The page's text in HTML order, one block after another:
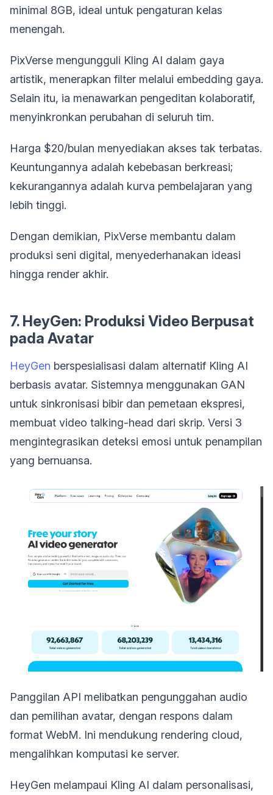
minimal 8GB, ideal untuk pengaturan kelas
menengah.
PixVerse mengungguli Kling AI dalam gaya
artistik, menerapkan filter melalui embedding gaya.
Selain itu, ia menawarkan pengeditan kolaboratif,
menyinkronkan perubahan di seluruh tim.
Harga $20/bulan menyediakan akses tak terbatas.
Keuntungannya adalah kebebasan berkreasi;
kekurangannya adalah kurva pembelajaran yang
lebih tinggi.
Dengan demikian, PixVerse membantu dalam
produksi seni digital, menyederhanakan ideasi
hingga render akhir.
7. HeyGen: Produksi Video Berpusat
pada Avatar
HeyGen berspesialisasi dalam alternatif Kling AI
berbasis avatar. Sistemnya menggunakan GAN
untuk sinkronisasi bibir dan pemetaan ekspresi,
membuat video talking-head dari skrip. Versi 3
mengintegrasikan deteksi emosi untuk penampilan
yang bernuansa.
Panggilan API melibatkan pengunggahan audio
dan pemilihan avatar, dengan respons dalam
format WebM. Ini mendukung rendering cloud,
mengalihkan komputasi ke server.
HeyGen melampaui Kling AI dalam personalisasi,